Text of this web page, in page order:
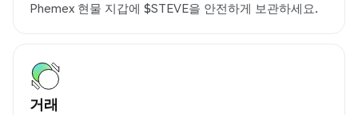
Phemex 현물 지갑에 $STEVE을 안전하게 보관하세요.
거래